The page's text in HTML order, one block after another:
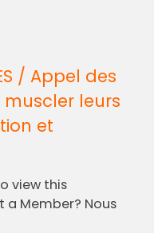
/ Appel des
leurs
et
view this
a Member? Nous